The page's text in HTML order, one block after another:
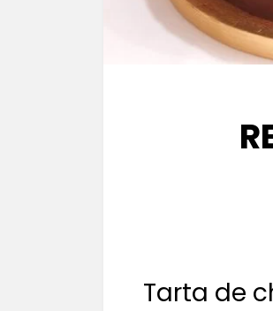
Tarta de